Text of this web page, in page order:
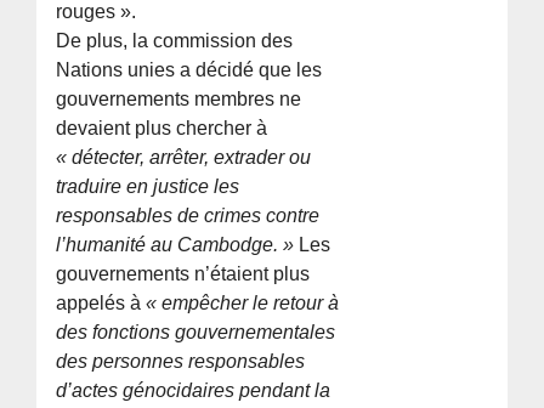
rouges ».
De plus, la commission des
Nations unies a décidé que les
gouvernements membres ne
devaient plus chercher à
« détecter, arrêter, extrader ou
traduire en justice les
responsables de crimes contre
l’humanité au Cambodge. » Les
gouvernements n’étaient plus
appelés à« empêcher le retour à
des fonctions gouvernementales
des personnes responsables
d’actes génocidaires pendant la